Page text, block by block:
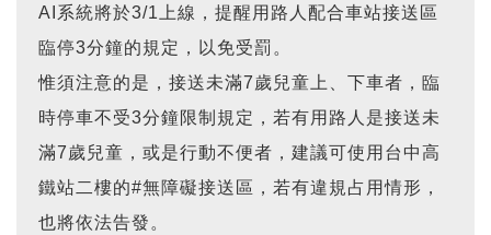
AI系統將於3/1上線，提醒用路人配合車站接送區
臨停3分鐘的規定，以免受罰。
惟須注意的是，接送未滿7歲兒童上、下車者，臨
時停車不受3分鐘限制規定，若有用路人是接送未
滿7歲兒童，或是行動不便者，建議可使用台中高
鐵站二樓的#無障礙接送區，若有違規占用情形，
也將依法告發。